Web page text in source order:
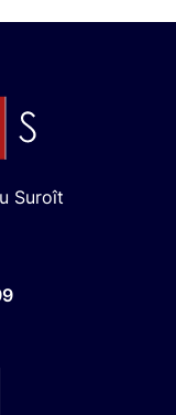
Suroît